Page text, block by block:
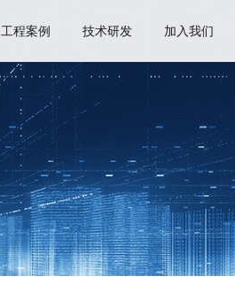
工程案例 技术研发 加入我们